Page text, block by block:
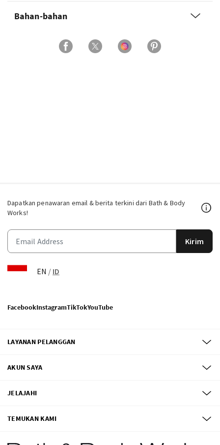
Bahan-bahan
Dapatkan penawaran email & berita terkini dari Bath & Body
Works!
Kirim
EN / ID
FacebookInstagramTikTokYouTube
LAYANAN PELANGGAN
AKUN SAYA
JELAJAHI
TEMUKAN KAMI